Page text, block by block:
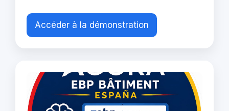
Accéder à la démonstration